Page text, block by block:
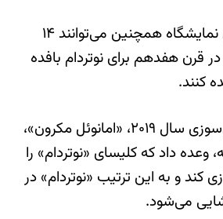
بازدیدکنندگان از این نمایشگاه همچنین می‌توانند ۱۴
قرن هفدهم برای نوتردام بافده
کنند.
ساعاتی پس از آتش‌سوزی سال ۲۰۱۹، «امانوئل مکرون»،
داد که کلیسای «نوتردام» را
کند و به این ترتیب «نوتردام» در
می‌شود.